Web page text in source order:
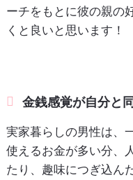
ーチをもとに彼の親の
くと良いと思います！
金銭感覚が自分と
実家暮らしの男性は、
使えるお金が多い分、
たり、趣味につぎ込ん